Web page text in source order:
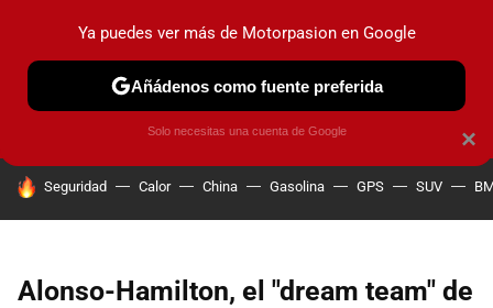
PRUEBAS COCHES ELÉCTRICOS OBSERVATORIO
HOY SE HABLA DE
Seguridad Calor China Gasolina GPS SUV
Alonso-Hamilton, el "dream team" de
×
Ya puedes ver más de Motorpasion en Google
Añádenos como fuente preferida
Solo necesitas una cuenta de Google